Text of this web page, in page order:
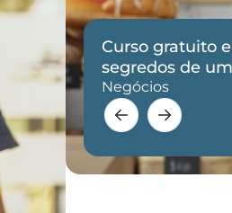
Curso gratuito
segredos de
eficaz
Negócios